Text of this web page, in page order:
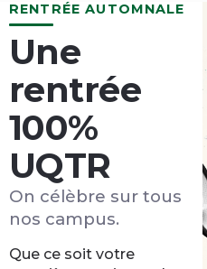
Accueil
RENTRÉE AUTOMNALE
Une
rentrée
100%
UQTR
On célèbre sur tous
nos campus.
Que ce soit votre